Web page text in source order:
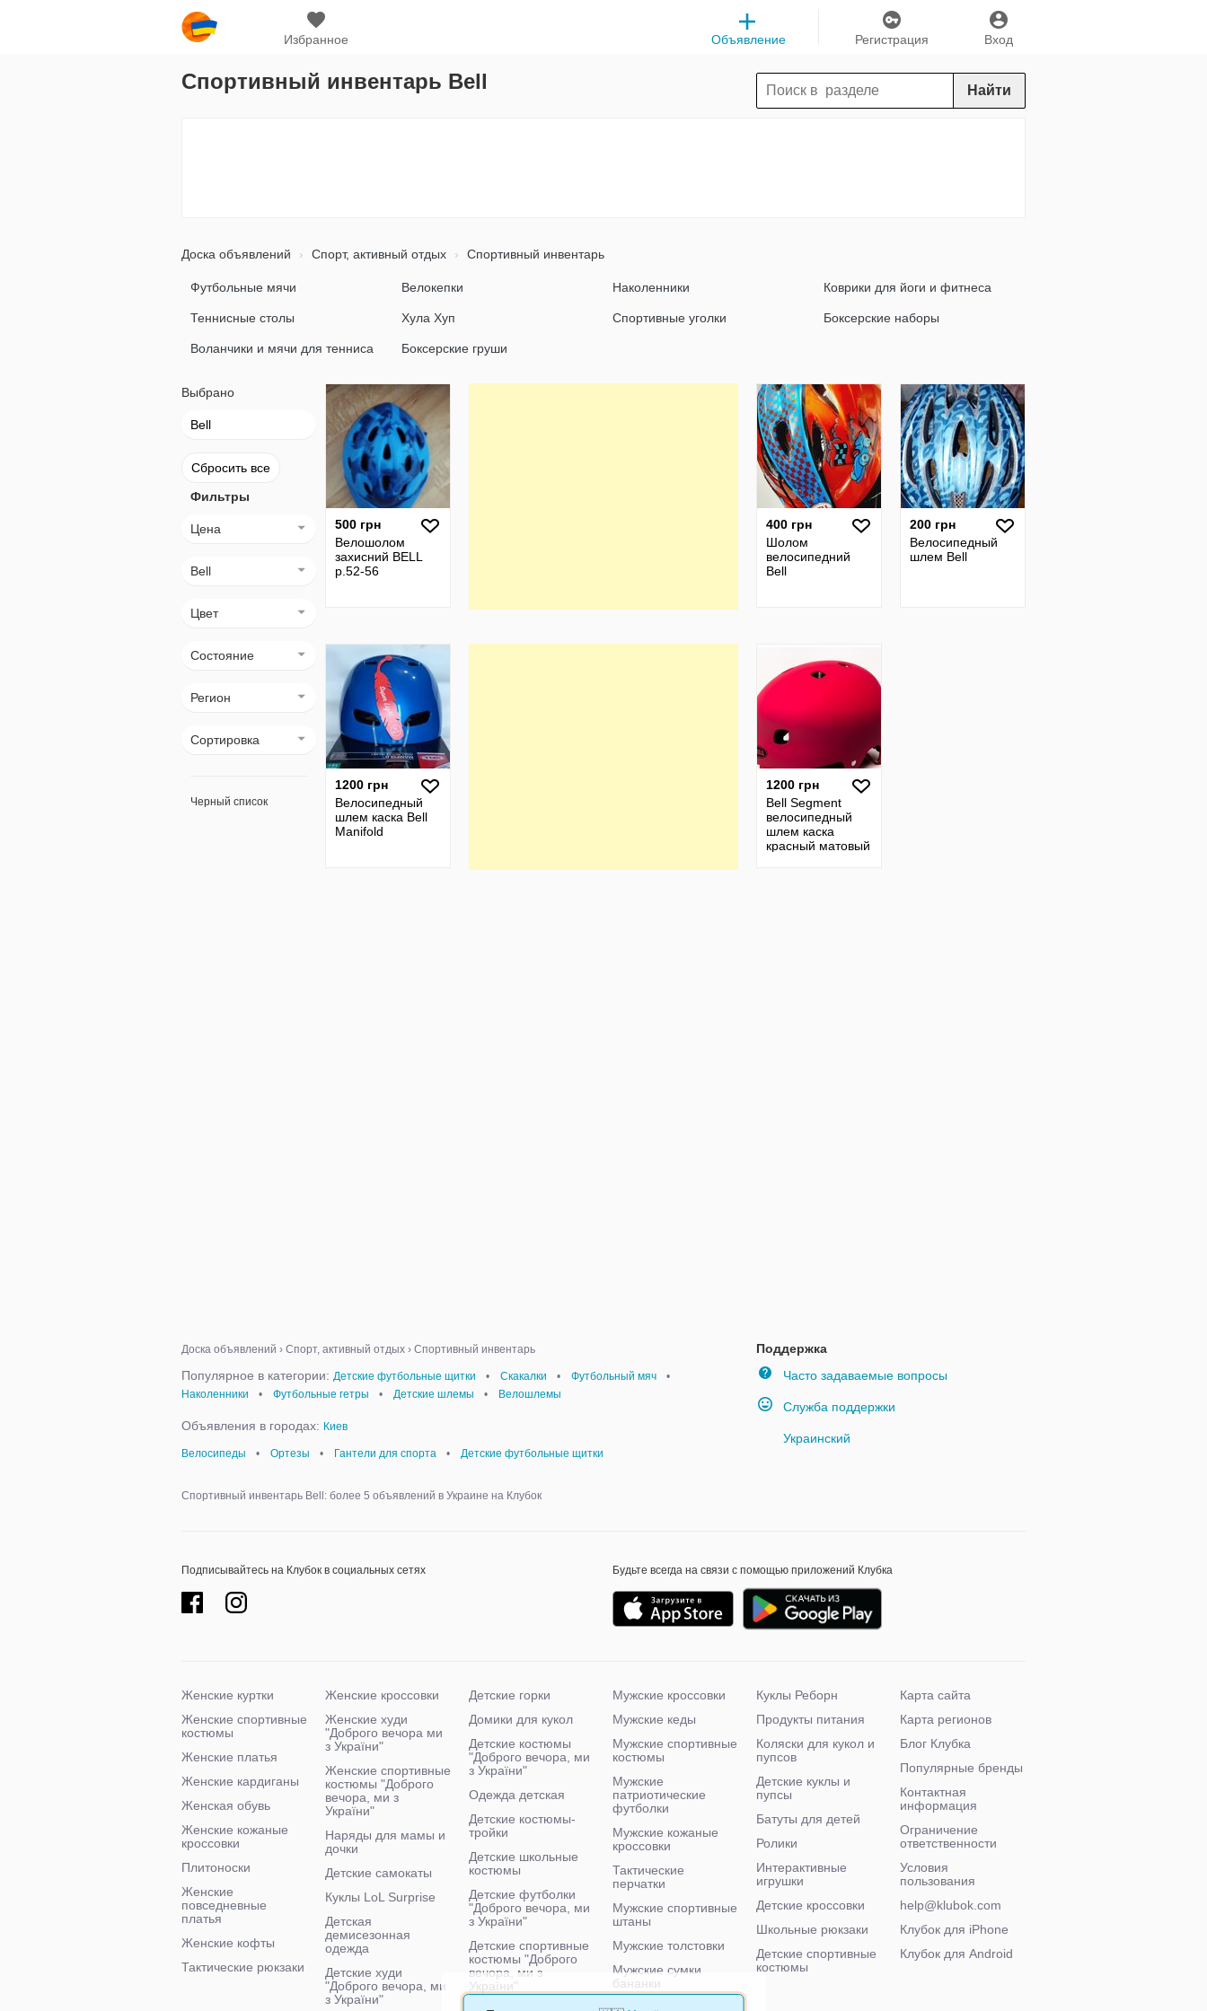
Избранное Вход
Регистрация
Объявление
Спортивный инвентарь Bell Найти
Доска объявлений Спорт, активный отдых Спортивный инвентарь
Футбольные мячи Велокепки Наколенники Коврики для йоги и фитнеса
Теннисные столы Хула Хуп Спортивные уголки Боксерские наборы
Воланчики и мячи для тенниса Боксерские груши
Выбрано
Bell
Сбросить все
Фильтры
Цена
Bell
Цвет
Состояние
Регион
Сортировка
Черный список
500 грн
Велошолом
захисний BELL
р.52-56
400 грн
Шолом
велосипедний
Bell
200 грн
Велосипедный
шлем Bell
1200 грн
Велосипедный
шлем каска Bell
Manifold
1200 грн
Bell Segment
велосипедный
шлем каска
красный матовый
Поддержка
Часто задаваемые вопросы
Служба поддержки
Украинский
Доска объявлений › Спорт, активный отдых › Спортивный инвентарь
Популярное в категории: Детские футбольные щитки • Скакалки • Футбольный мяч
•
Наколенники
• Футбольные гетры • Детские шлемы • Велошлемы
Объявления в городах: Киев
Велосипеды • Ортезы • Гантели для спорта • Детские футбольные щитки
Спортивный инвентарь Bell: более 5 объявлений в Украине на Клубок
Подписывайтесь на Клубок в социальных сетях Будьте всегда на связи с помощью приложений Клубка
Женские куртки
Женские спортивные
костюмы
Женские платья
Женские кардиганы
Женская обувь
Женские кожаные
кроссовки
Плитоноски
Женские
повседневные
платья
Женские кофты
Тактические рюкзаки
Женские кроссовки
Женские худи
"Доброго вечора ми
з України"
Женские спортивные
костюмы "Доброго
вечора, ми з
України"
Наряды для мамы и
дочки
Детские самокаты
Куклы LoL Surprise
Детская
демисезонная
одежда
Детские худи
"Доброго вечора, ми
з України"
Детские горки
Домики для кукол
Детские костюмы
"Доброго вечора, ми
з України"
Одежда детская
Детские костюмы-
тройки
Детские школьные
костюмы
Детские футболки
"Доброго вечора, ми
з України"
Детские спортивные
костюмы "Доброго
вечора, ми з
України"
Мужские кроссовки
Мужские кеды
Мужские спортивные
костюмы
Мужские
патриотические
футболки
Мужские кожаные
кроссовки
Тактические
перчатки
Мужские спортивные
штаны
Мужские толстовки
Мужские сумки
бананки
Мужские тактические
Куклы Реборн
Продукты питания
Коляски для кукол и
пупсов
Детские куклы и
пупсы
Батуты для детей
Ролики
Интерактивные
игрушки
Детские кроссовки
Школьные рюкзаки
Детские спортивные
костюмы
Карта сайта
Карта регионов
Блог Клубка
Популярные бренды
Контактная
информация
Ограничение
ответственности
Условия
пользования
help@klubok.com
Клубок для iPhone
Клубок для Android